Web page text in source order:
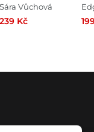
Sára Vůchová
239 Kč